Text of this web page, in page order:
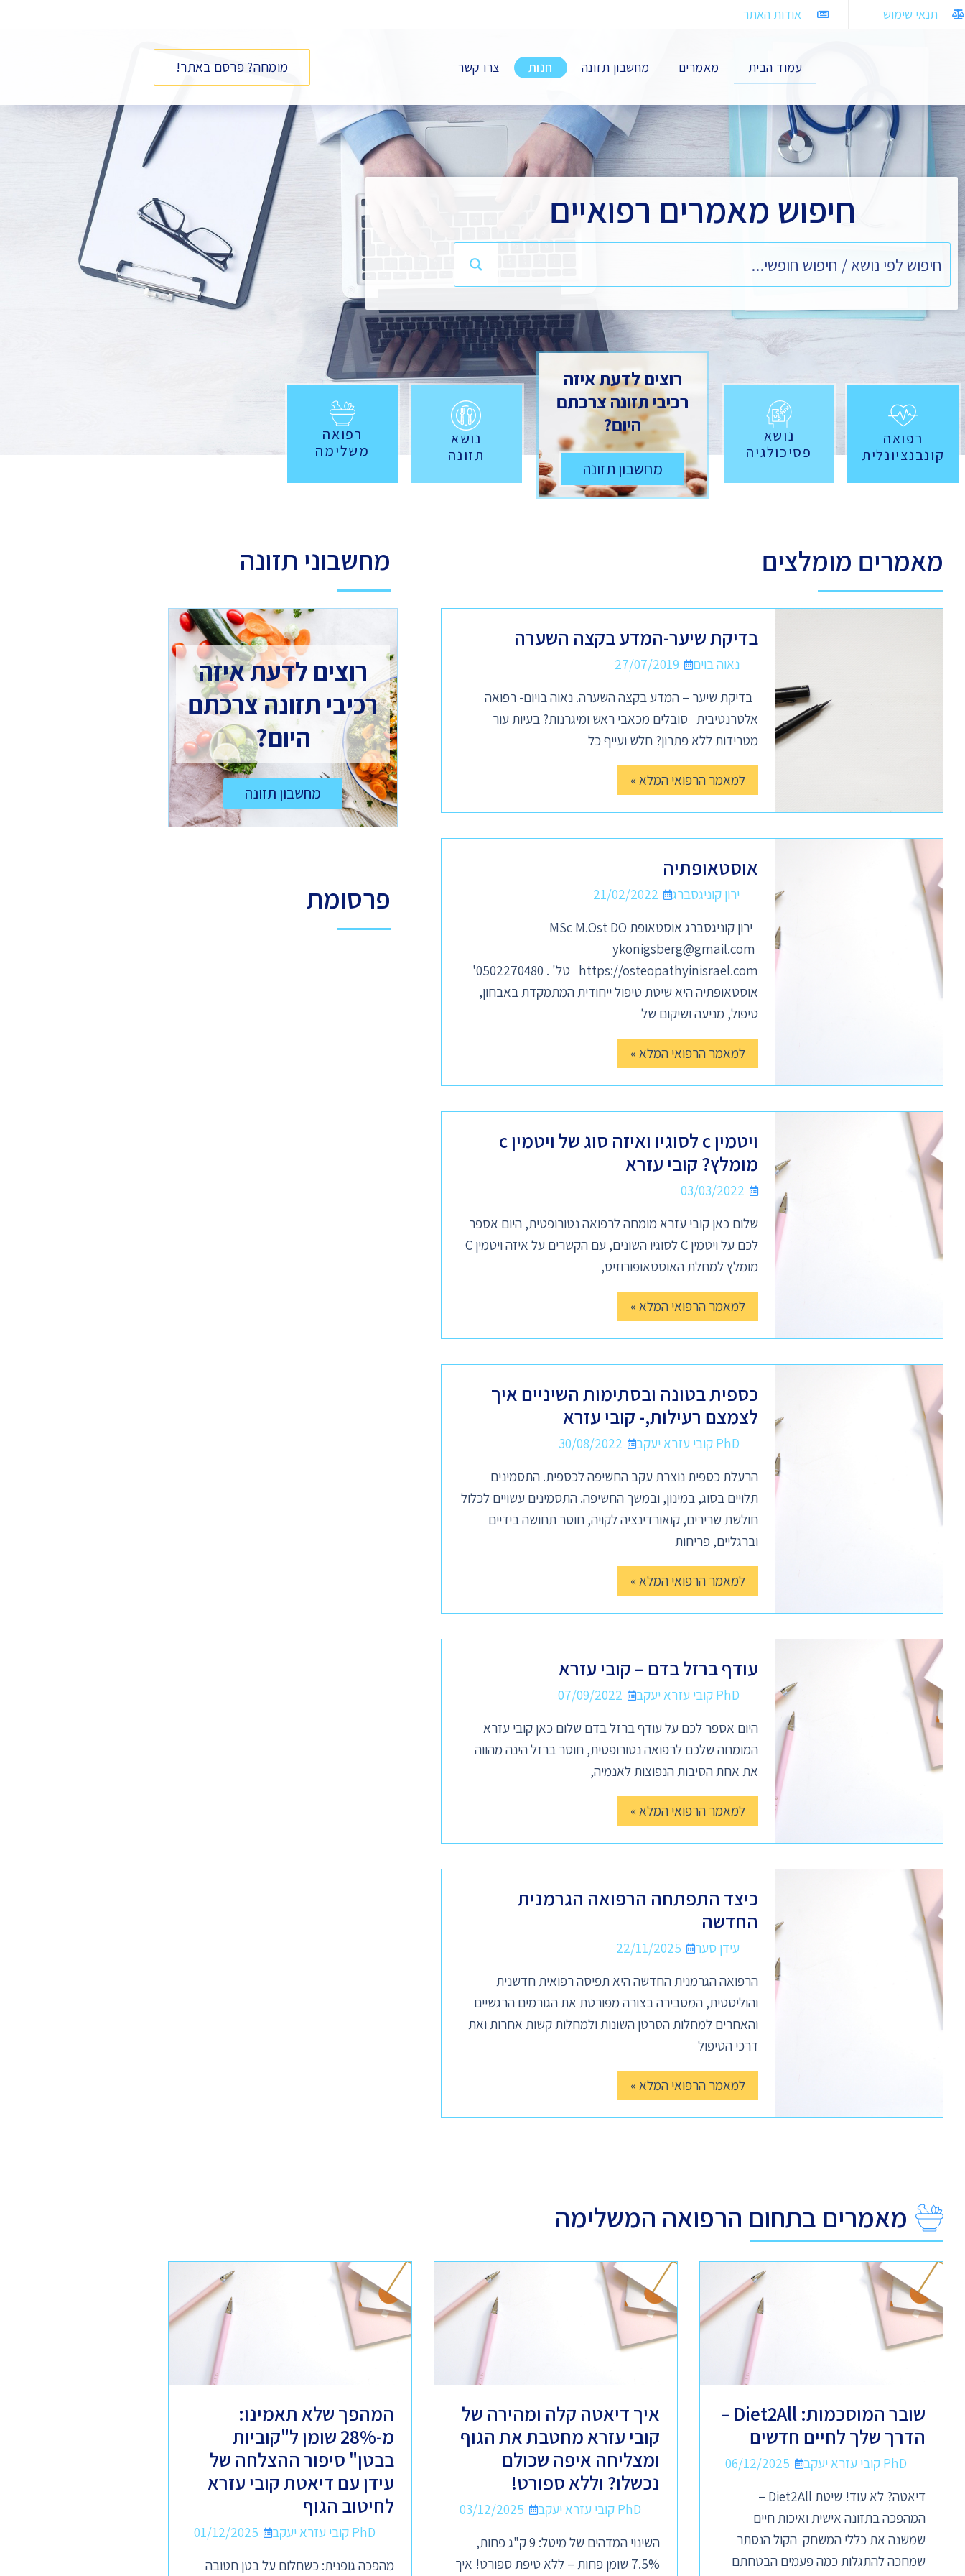
תנאי שימוש אודות האתר
עמוד הבית מאמרים מחשבון תזונה חנות צרו קשר מומחה? פרסם באתר!
חיפוש מאמרים רפואיים
רפואה
קונבנציונלית
נושא
פסיכולגיה
רוצים לדעת איזה
רכיבי תזונה צרכתם
היום?
מחשבון תזונה
נושא
תזונה
רפואה
משלימה
מאמרים מומלצים
בדיקת שיער-המדע בקצה השערה
נאוה בוים
27/07/2019
בדיקת שיער – המדע בקצה השערה. נאוה בויום- רפואה
אלטרנטיבית סובלים מכאבי ראש ומיגרנות? בעיות עור
מטרידות ללא פתרון? חלש ועייף כל
למאמר הרפואי המלא »
אוסטאופתיה
ירון קוניגסברג
21/02/2022
ירון קוניגסברג אוסטאופת MSc M.Ost DO
ykonigsberg@gmail.com
https://osteopathyinisrael.com טל' . 0502270480'
אוסטאופתיה היא שיטת טיפול ייחודית המתמקדת באבחון,
טיפול, מניעה ושיקום של
למאמר הרפואי המלא »
ויטמין c לסוגיו ואיזה סוג של ויטמין c
מומלץ? קובי עזרא
03/03/2022
שלום כאן קובי עזרא מומחה לרפואה נטורופטית, היום אספר
לכם על ויטמין C לסוגיו השונים, עם הקשרים על איזה ויטמין C
מומלץ למחלת האוסטאופורוזיס,
למאמר הרפואי המלא »
כספית בטונה ובסתימות השיניים איך
לצמצם רעילות,- קובי עזרא
PhD קובי עזרא יעקב
30/08/2022
הרעלת כספית נוצרת עקב החשיפה לכספית. התסמינים
תלויים בסוג, במינון, ובמשך החשיפה. התסמינים עשויים לכלול
חולשת שרירים, קואורדינציה לקויה, חוסר תחושה בידיים
וברגליים, פריחות
למאמר הרפואי המלא »
עודף ברזל בדם – קובי עזרא
PhD קובי עזרא יעקב
07/09/2022
היום אספר לכם על עודף ברזל בדם שלום כאן קובי עזרא
המומחה שלכם לרפואה נטורופטית, חוסר ברזל הינה מהווה
את אחת הסיבות הנפוצות לאנמיה,
למאמר הרפואי המלא »
כיצד התפתחה הרפואה הגרמנית
החדשה
עידן סער
22/11/2025
הרפואה הגרמנית החדשה היא תפיסה רפואית חדשנית
והוליסטית, המסבירה בצורה מפורטת את הגורמים הרגשיים
והאחרים למחלות הסרטן השונות ולמחלות קשות אחרות ואת
דרכי הטיפול
למאמר הרפואי המלא »
מחשבוני תזונה
רוצים לדעת איזה
רכיבי תזונה צרכתם
היום?
מחשבון תזונה
פרסומת
מאמרים בתחום הרפואה המשלימה
שובר המוסכמות: Diet2All –
הדרך שלך לחיים חדשים
PhD קובי עזרא יעקב
06/12/2025
דיאטה? לא עוד! שיטת Diet2All –
המהפכה בתזונה אישית ואיכות חיים
שמשנה את כללי המשחק הקול הנסתר
שמחכה להתגלות כמה פעמים הבטחתם
איך דיאטה קלה ומהירה של
קובי עזרא מחטבת את הגוף
ומצליחה איפה שכולם
נכשלו? וללא ספורט!
PhD קובי עזרא יעקב
03/12/2025
השינוי המדהים של מיטל: 9 ק"ג פחות,
7.5% שומן פחות – ללא טיפת ספורט! איך
המהפך שלא תאמינו:
מ-28% שומן ל"קוביות
בבטן" סיפור ההצלחה של
עידן עם דיאטת קובי עזרא
לחיטוב הגוף
PhD קובי עזרא יעקב
01/12/2025
מהפכה גופנית: כשחלום על בטן חטובה